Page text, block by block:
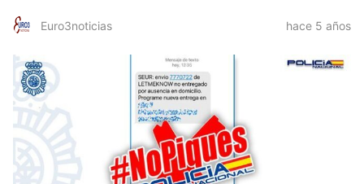
Euro3noticias hace 5 años